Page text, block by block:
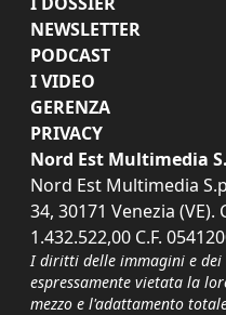
NEWSLETTER
PODCAST
I VIDEO
GERENZA
PRIVACY
Nord Est Multimedia
Nord Est Multimedia
34, 30171 Venezia (VE).
1.432.522,00 C.F.
I diritti delle immagini e dei
espressamente vietata la
mezzo e l'adattamento